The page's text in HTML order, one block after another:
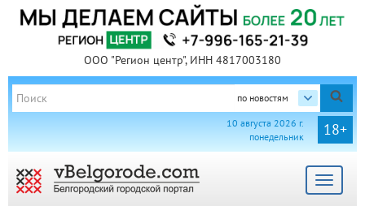
ООО "Регион центр", ИНН 4817003180
по новостям
18+
10 августа 2026 г.
понедельник
Toggle